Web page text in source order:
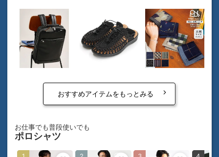
おすすめアイテムをもっとみる
ポロシャツ
お仕事でも普段使いでも